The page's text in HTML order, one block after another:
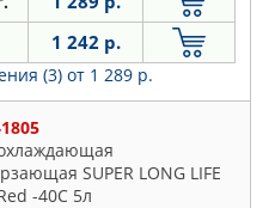
1 242 р.
(3) от 1 289 р.
SUPER LONG LIFE
-40C 5л